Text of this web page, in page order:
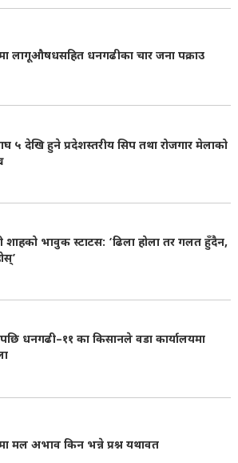
लागूऔषधसहित धनगढीका चार जना पक्राउ
५ देखि हुने प्रदेशस्तरीय सिप तथा रोजगार मेलाको
शाहको भावुक स्टाटस: ‘ढिला होला तर गलत हुँदैन,
धनगढी–११ का किसानले वडा कार्यालयमा
मल अभाव किन भन्ने प्रश्न यथावत